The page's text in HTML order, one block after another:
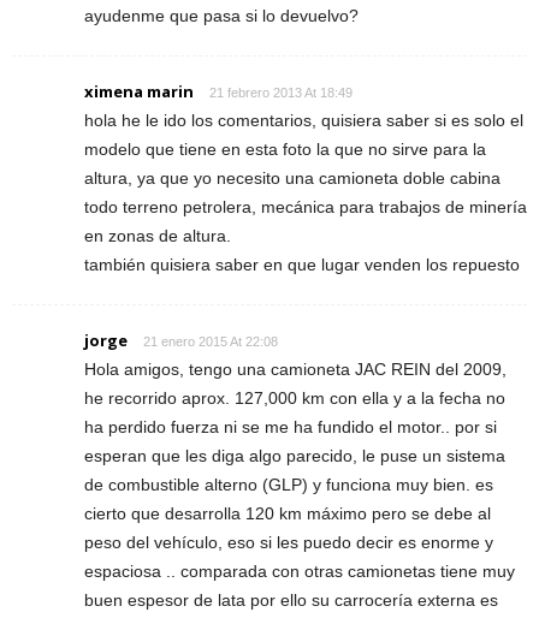
ayudenme que pasa si lo devuelvo?
ximena marin 21 febrero 2013 At 18:49
hola he le ido los comentarios, quisiera saber si es solo el
modelo que tiene en esta foto la que no sirve para la
altura, ya que yo necesito una camioneta doble cabina
todo terreno petrolera, mecánica para trabajos de minería
en zonas de altura.
también quisiera saber en que lugar venden los repuesto
jorge 21 enero 2015 At 22:08
Hola amigos, tengo una camioneta JAC REIN del 2009,
he recorrido aprox. 127,000 km con ella y a la fecha no
ha perdido fuerza ni se me ha fundido el motor.. por si
esperan que les diga algo parecido, le puse un sistema
de combustible alterno (GLP) y funciona muy bien. es
cierto que desarrolla 120 km máximo pero se debe al
peso del vehículo, eso si les puedo decir es enorme y
espaciosa .. comparada con otras camionetas tiene muy
buen espesor de lata por ello su carrocería externa es